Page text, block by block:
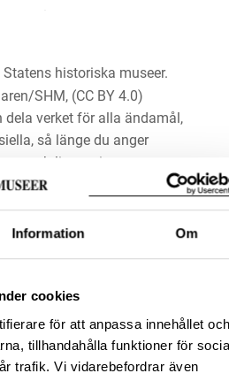
Information Om
cookies
för att anpassa innehållet och
tillhandahålla funktioner för
trafik. Vi vidarebefordrar även
jpeg
7B10-44E8-A3AC-
Statens historiska museer.
SHM, (CC BY 4.0)
dela verket för alla ändamål,
så länge du anger
och licensgivare.